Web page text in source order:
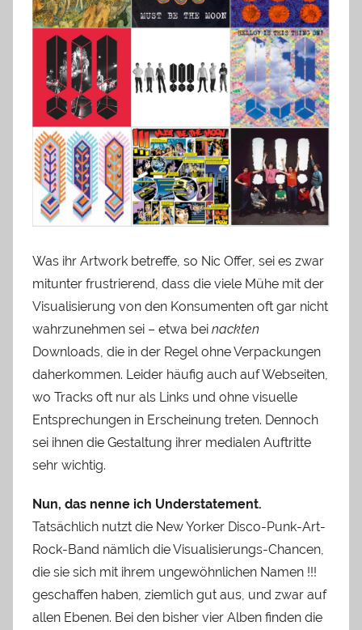
Was ihr Artwork betreffe, so Nic Offer, sei es zwar
mitunter frustrierend, dass die viele Mühe mit der
Visualisierung von den Konsumenten oft gar nicht
wahrzunehmen sei – etwa bei nackten
Downloads, die in der Regel ohne Verpackungen
daherkommen. Leider häufig auch auf Webseiten,
wo Tracks oft nur als Links und ohne visuelle
Entsprechungen in Erscheinung treten. Dennoch
sei ihnen die Gestaltung ihrer medialen Auftritte
sehr wichtig.
Nun, das nenne ich Understatement.
Tatsächlich nutzt die New Yorker Disco-Punk-Art-
Rock-Band nämlich die Visualisierungs-Chancen,
die sie sich mit ihrem ungewöhnlichen Namen !!!
geschaffen haben, ziemlich gut aus, und zwar auf
allen Ebenen. Bei den bisher vier Alben finden die